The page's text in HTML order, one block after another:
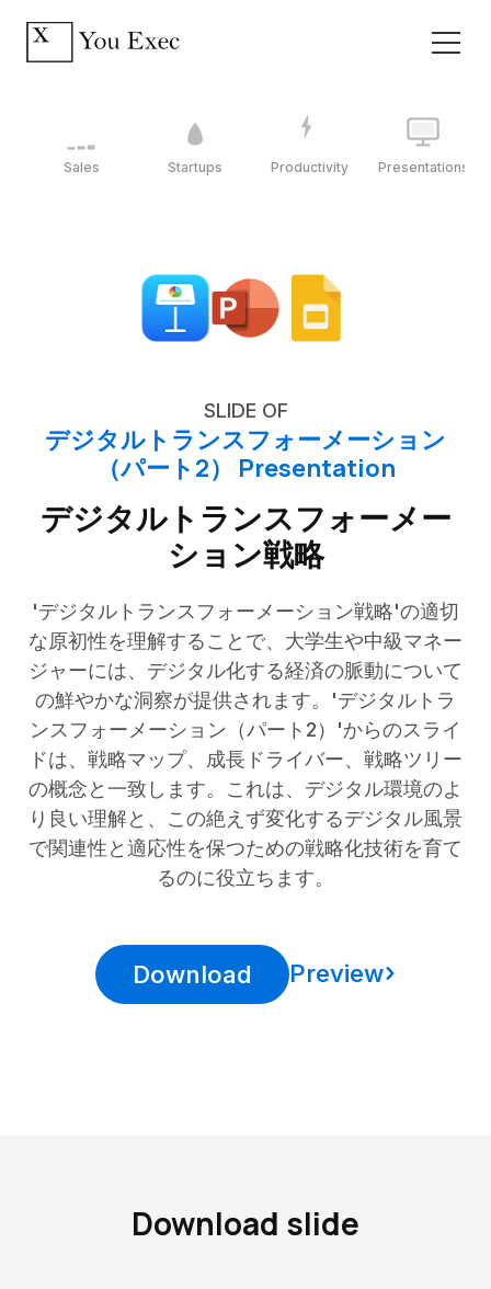
Sales Startups Productivity Presentations
SLIDE OF
デジタルトランスフォーメーション
（パート2） Presentation
デジタルトランスフォーメー
ション戦略
'デジタルトランスフォーメーション戦略'の適切
な原初性を理解することで、大学生や中級マネー
ジャーには、デジタル化する経済の脈動について
の鮮やかな洞察が提供されます。'デジタルトラ
ンスフォーメーション（パート2）'からのスライ
ドは、戦略マップ、成長ドライバー、戦略ツリー
の概念と一致します。これは、デジタル環境のよ
り良い理解と、この絶えず変化するデジタル風景
で関連性と適応性を保つための戦略化技術を育て
るのに役立ちます。
Download Preview
Download slide